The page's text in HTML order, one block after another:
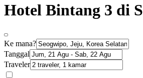
Hotel Bintang 3 di
Ke mana?
Tanggal
Traveler